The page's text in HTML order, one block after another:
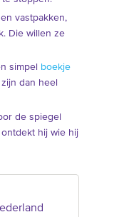
vastpakken,
Die willen ze
simpel
boekje
dan heel
de spiegel
hij wie hij